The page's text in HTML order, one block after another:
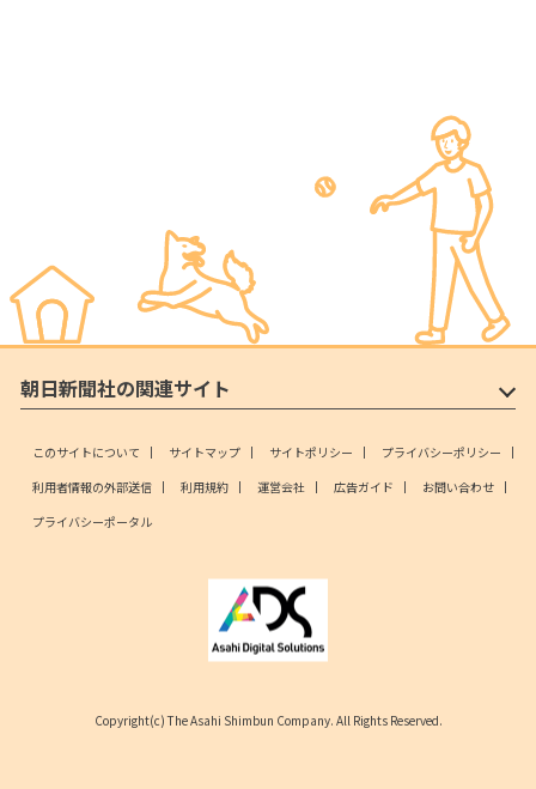
朝日新聞社の関連サイト
このサイトについて サイトマップ サイトポリシー
プライバシーポリシー
利用者情報の外部送信
利用規約 運営会社 広告ガイド
お問い合わせ
プライバシーポータル
Copyright(c) The Asahi Shimbun Company. All Rights Reserved.